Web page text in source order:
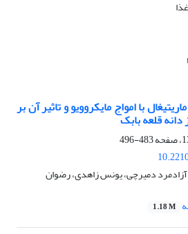
با امواج مایکروویو و تاثیر آن بر
قلعه بابک
483-496
دمیرچی، یونس زاهدی، رضوان
1.18 M